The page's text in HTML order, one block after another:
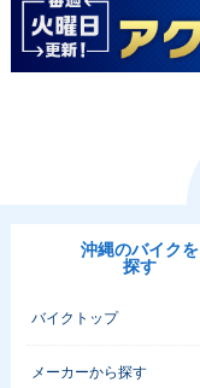
沖縄のバイクを
探す
バイクトップ
メーカーから探す